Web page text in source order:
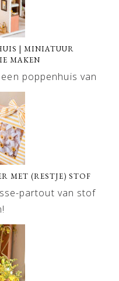
| MINIATUUR
MAKEN
poppenhuis van
MET (RESTJE) STOF
partout van stof